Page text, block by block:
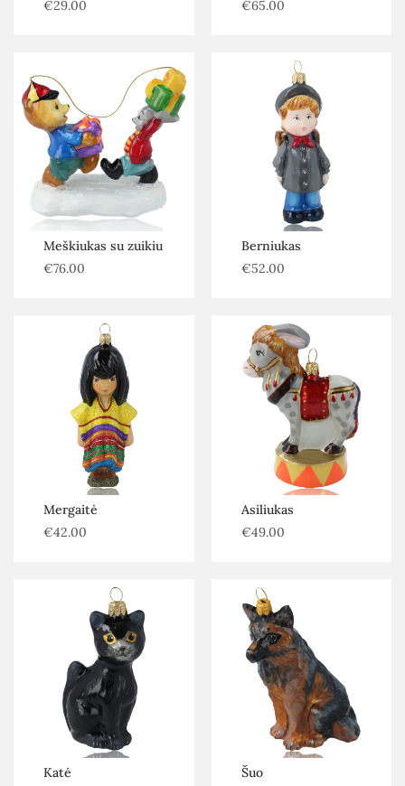
€29.00
€65.00
Meškiukas su zuikiu
€76.00
Berniukas
€52.00
Mergaitė
€42.00
Asiliukas
€49.00
Katė
Šuo